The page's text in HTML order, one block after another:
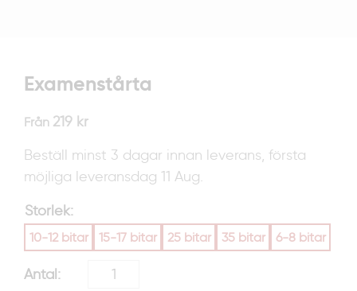
Examenstårta
Från 219 kr
Beställ minst 3 dagar innan leverans, första
möjliga leveransdag 11 Aug.
Storlek
10-12 bitar 15-17 bitar 25 bitar 35 bitar 6-8 bitar